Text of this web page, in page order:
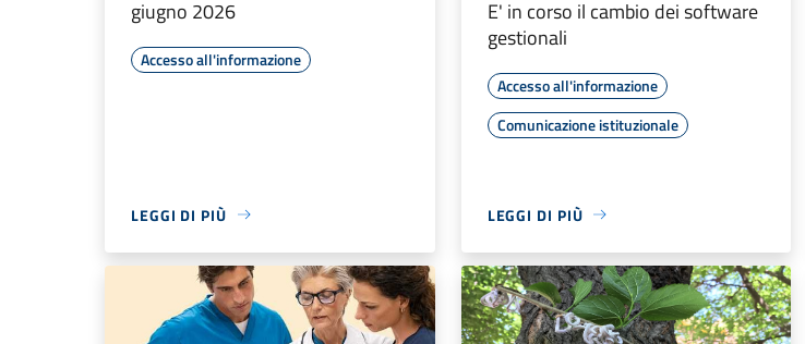
giugno 2026
Accesso all'informazione
LEGGI DI PIÙ
E' in corso il cambio dei software
gestionali
Accesso all'informazione
Comunicazione istituzionale
LEGGI DI PIÙ